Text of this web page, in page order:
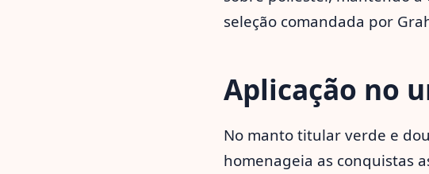
seleção comandada por
Aplicação no
No manto titular verde e
homenageia as conquistas